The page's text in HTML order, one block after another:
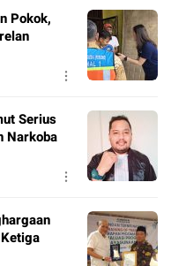
Pokok,
Serius
Narkoba